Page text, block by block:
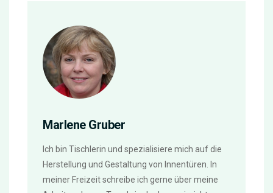
Marlene Gruber
Ich bin Tischlerin und spezialisiere mich auf die
Herstellung und Gestaltung von Innentüren. In
meiner Freizeit schreibe ich gerne über meine